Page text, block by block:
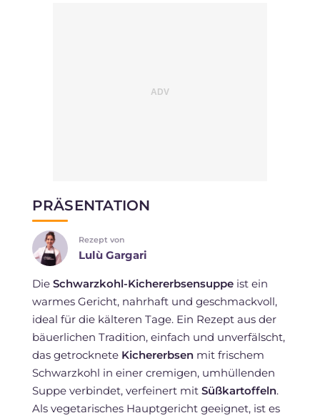
PRÄSENTATION
Rezept von
Lulù Gargari
Die Schwarzkohl-Kichererbsensuppeist ein
warmes Gericht, nahrhaft und geschmackvoll,
ideal für die kälteren Tage. Ein Rezept aus der
bäuerlichen Tradition, einfach und unverfälscht,
das getrocknete Kichererbsenmit frischem
Schwarzkohl in einer cremigen, umhüllenden
Suppe verbindet, verfeinert mit Süßkartoffeln.
Als vegetarisches Hauptgericht geeignet, ist es